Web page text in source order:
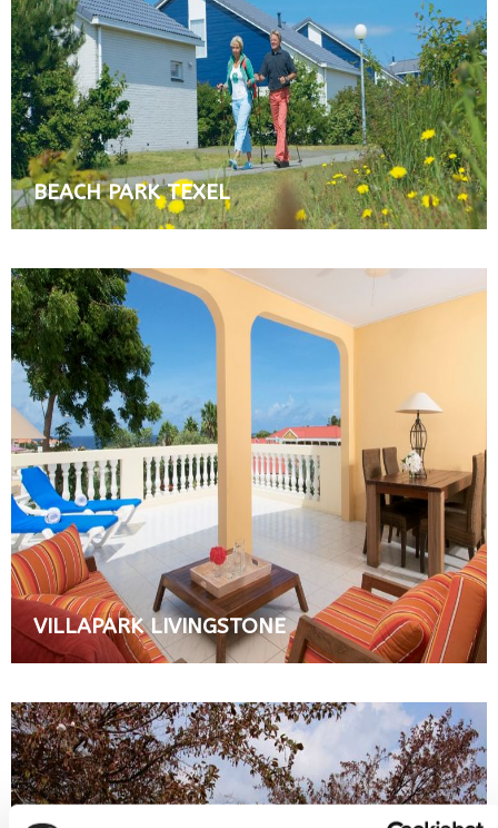
BEACH PARK TEXEL
VILLAPARK LIVINGSTONE